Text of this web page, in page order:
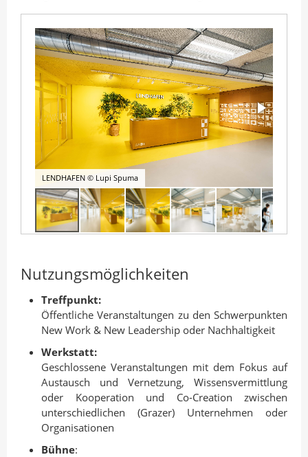
LENDHAFEN © Lupi Spuma
Nutzungsmöglichkeiten
Treffpunkt:
Öffentliche Veranstaltungen zu den Schwerpunkten
New Work & New Leadership oder Nachhaltigkeit
Werkstatt:
Geschlossene Veranstaltungen mit dem Fokus auf
Austausch und Vernetzung, Wissensvermittlung
oder Kooperation und Co-Creation zwischen
unterschiedlichen (Grazer) Unternehmen oder
Organisationen
Bühne: